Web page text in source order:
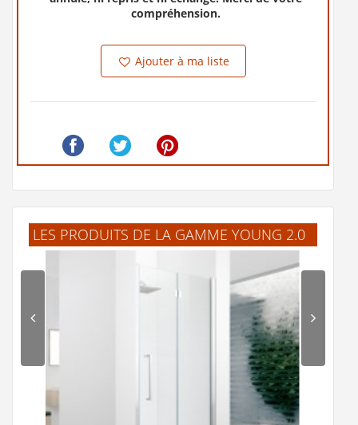
compréhension.
Ajouter à ma liste
LES PRODUITS DE LA GAMME YOUNG 2.0